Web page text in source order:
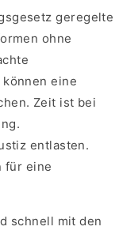
geregelte
ohne
eine
Zeit ist bei
entlasten.
für eine
schnell mit den